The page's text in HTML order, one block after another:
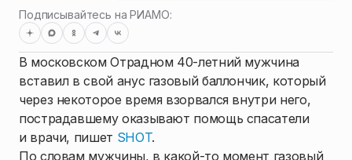
Подписывайтесь на РИАМО:
В московском Отрадном 40-летний мужчина
вставил в свой анус газовый баллончик, который
через некоторое время взорвался внутри него,
пострадавшему оказывают помощь спасатели
и врачи, пишет SHOT.
По словам мужчины, в какой-то момент газовый